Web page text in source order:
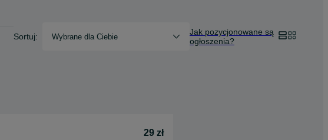
Sortuj: Wybrane dla Ciebie
Jak pozycjonowane są
ogłoszenia?
29 zł